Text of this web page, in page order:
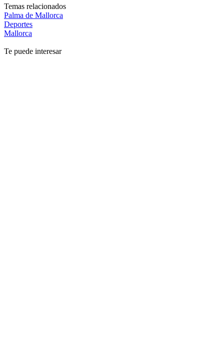
Temas relacionados
Palma de Mallorca
Deportes
Mallorca
Te puede interesar